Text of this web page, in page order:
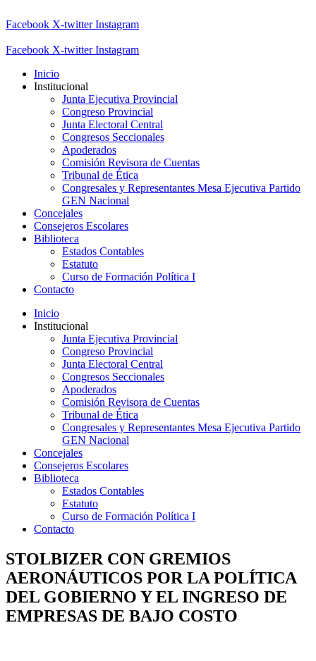
Facebook X-twitter Instagram
Facebook X-twitter Instagram
Inicio
Institucional
Junta Ejecutiva Provincial
Congreso Provincial
Junta Electoral Central
Congresos Seccionales
Apoderados
Comisión Revisora de Cuentas
Tribunal de Ética
Congresales y Representantes Mesa Ejecutiva Partido
GEN Nacional
Concejales
Consejeros Escolares
Biblioteca
Estados Contables
Estatuto
Curso de Formación Política I
Contacto
Inicio
Institucional
Junta Ejecutiva Provincial
Congreso Provincial
Junta Electoral Central
Congresos Seccionales
Apoderados
Comisión Revisora de Cuentas
Tribunal de Ética
Congresales y Representantes Mesa Ejecutiva Partido
GEN Nacional
Concejales
Consejeros Escolares
Biblioteca
Estados Contables
Estatuto
Curso de Formación Política I
Contacto
STOLBIZER CON GREMIOS
AERONÁUTICOS POR LA POLÍTICA
DEL GOBIERNO Y EL INGRESO DE
EMPRESAS DE BAJO COSTO